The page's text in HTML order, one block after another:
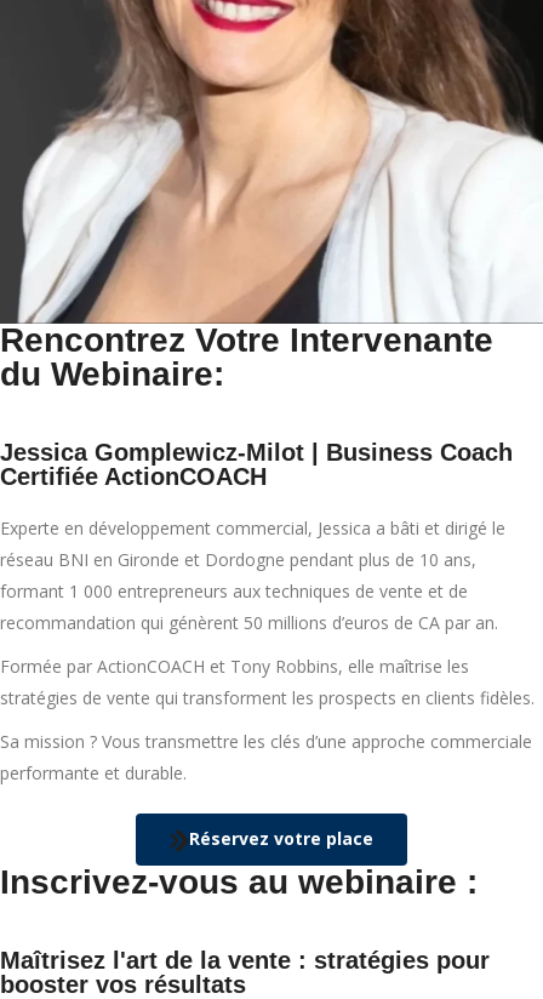
Rencontrez Votre Intervenante
du Webinaire:
Jessica Gomplewicz-Milot | Business Coach
Certifiée ActionCOACH
Experte en développement commercial, Jessica a bâti et dirigé le
réseau BNI en Gironde et Dordogne pendant plus de 10 ans,
formant 1 000 entrepreneurs aux techniques de vente et de
recommandation qui génèrent 50 millions d’euros de CA par an.
Formée par ActionCOACH et Tony Robbins, elle maîtrise les
stratégies de vente qui transforment les prospects en clients fidèles.
Sa mission ? Vous transmettre les clés d’une approche commerciale
performante et durable.
Réservez votre place
Inscrivez-vous au webinaire :
Maîtrisez l'art de la vente : stratégies pour
booster vos résultats